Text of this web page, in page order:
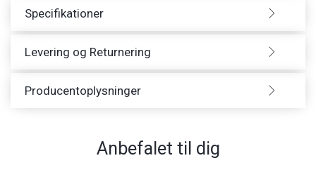
Specifikationer
Levering og Returnering
Producentoplysninger
Anbefalet til dig